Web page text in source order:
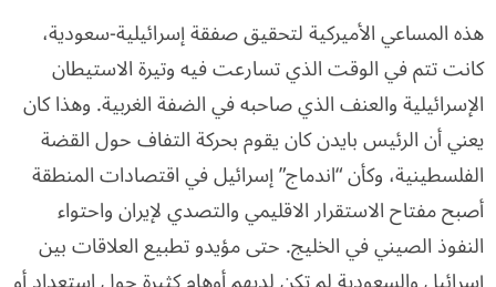
هذه المساعي الأميركية لتحقيق صفقة إسرائيلية-سعودية،
كانت تتم في الوقت الذي تسارعت فيه وتيرة الاستيطان
الإسرائيلية والعنف الذي صاحبه في الضفة الغربية. وهذا كان
يعني أن الرئيس بايدن كان يقوم بحركة التفاف حول القضة
الفلسطينية، وكأن “اندماج” إسرائيل في اقتصادات المنطقة
أصبح مفتاح الاستقرار الاقليمي والتصدي لإيران واحتواء
النفوذ الصيني في الخليج. حتى مؤيدو تطبيع العلاقات بين